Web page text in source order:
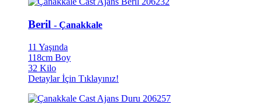
Beril - Çanakkale
11 Yaşında
118cm Boy
32 Kilo
Detaylar İçin Tıklayınız!